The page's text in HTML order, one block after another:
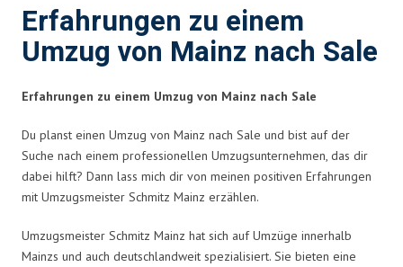
Erfahrungen zu einem
Umzug von Mainz nach Sale
Erfahrungen zu einem Umzug von Mainz nach Sale
Du planst einen Umzug von Mainz nach Sale und bist auf der
Suche nach einem professionellen Umzugsunternehmen, das dir
dabei hilft? Dann lass mich dir von meinen positiven Erfahrungen
mit Umzugsmeister Schmitz Mainz erzählen.
Umzugsmeister Schmitz Mainz hat sich auf Umzüge innerhalb
Mainzs und auch deutschlandweit spezialisiert. Sie bieten eine